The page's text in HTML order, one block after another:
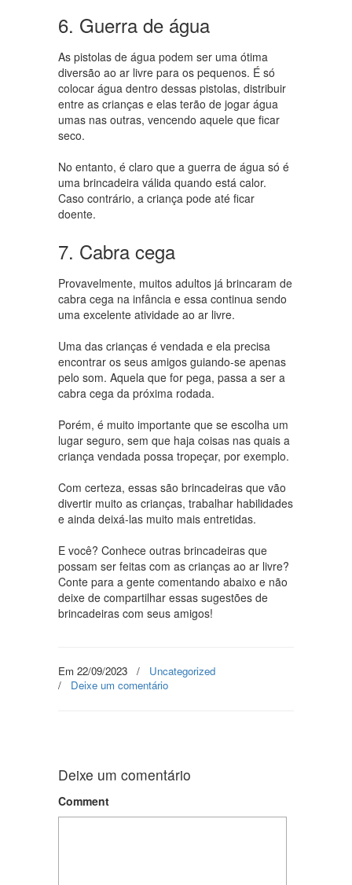
6. Guerra de água
As pistolas de água podem ser uma ótima
diversão ao ar livre para os pequenos. É só
colocar água dentro dessas pistolas, distribuir
entre as crianças e elas terão de jogar água
umas nas outras, vencendo aquele que ficar
seco.
No entanto, é claro que a guerra de água só é
uma brincadeira válida quando está calor.
Caso contrário, a criança pode até ficar
doente.
7. Cabra cega
Provavelmente, muitos adultos já brincaram de
cabra cega na infância e essa continua sendo
uma excelente atividade ao ar livre.
Uma das crianças é vendada e ela precisa
encontrar os seus amigos guiando-se apenas
pelo som. Aquela que for pega, passa a ser a
cabra cega da próxima rodada.
Porém, é muito importante que se escolha um
lugar seguro, sem que haja coisas nas quais a
criança vendada possa tropeçar, por exemplo.
Com certeza, essas são brincadeiras que vão
divertir muito as crianças, trabalhar habilidades
e ainda deixá-las muito mais entretidas.
E você? Conhece outras brincadeiras que
possam ser feitas com as crianças ao ar livre?
Conte para a gente comentando abaixo e não
deixe de compartilhar essas sugestões de
brincadeiras com seus amigos!
Em 22/09/2023 /
Uncategorized
/ Deixe um comentário
Deixe um comentário
Comment